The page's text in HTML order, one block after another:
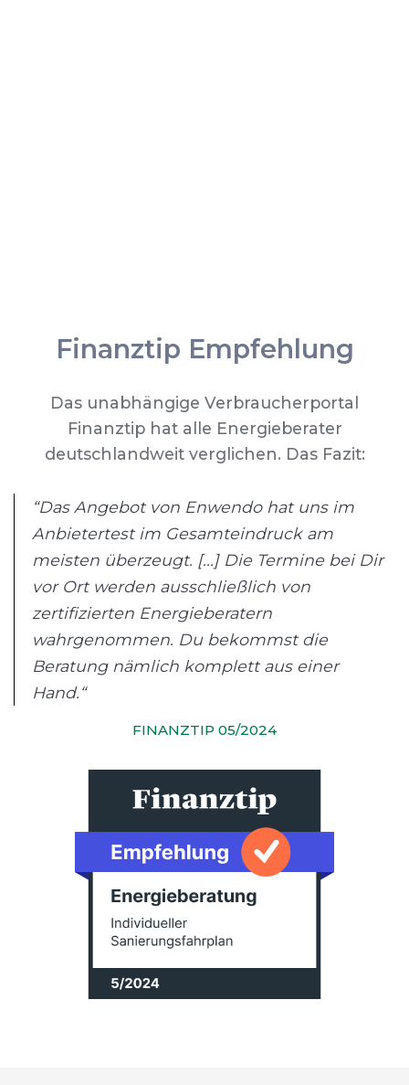
Finanztip Empfehlung
Das unabhängige Verbraucherportal
Finanztip hat alle Energieberater
deutschlandweit verglichen. Das Fazit:
“Das Angebot von Enwendo hat uns im
Anbietertest im Gesamteindruck am
meisten überzeugt. [...] Die Termine bei Dir
vor Ort werden ausschließlich von
zertifizierten Energieberatern
wahrgenommen. Du bekommst die
Beratung nämlich komplett aus einer
Hand.“
FINANZTIP 05/2024